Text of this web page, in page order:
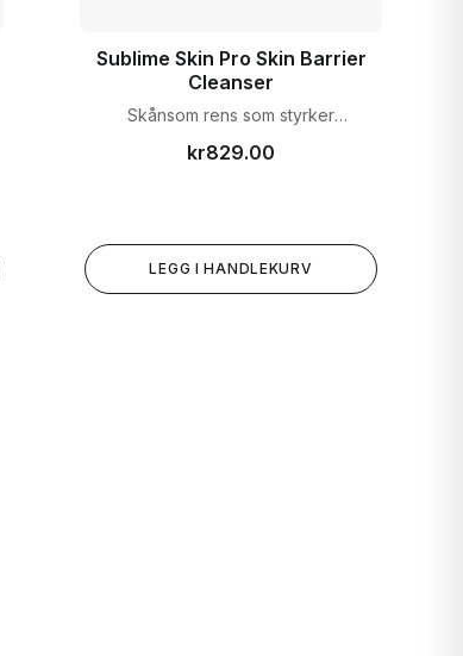
Sublime Skin Pro Skin Barrier
Cleanser
Skånsom rens som styrker
effektivt.
kr829.00
LEGG I HANDLEKURV